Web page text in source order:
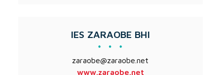
IES ZARAOBE BHI
zaraobe@zaraobe.net
www.zaraobe.net